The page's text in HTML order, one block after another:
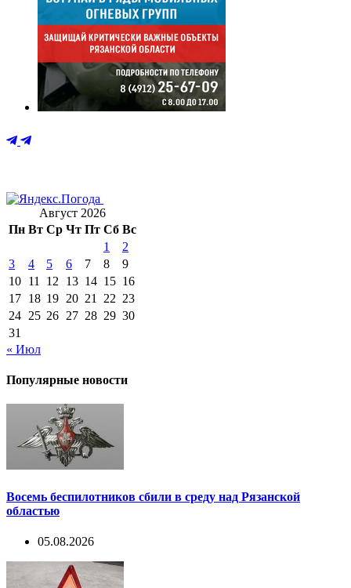
Август 2026
Пн Вт Ср Чт Пт Сб Вс
1
2
3
4 5 6 7 8
9
10 11 12 13 14 15 16
17 18 19 20 21 22 23
24 25 26 27 28 29 30
31
« Июл
Популярные новости
Восемь беспилотников сбили в среду над Рязанской
областью
05.08.2026